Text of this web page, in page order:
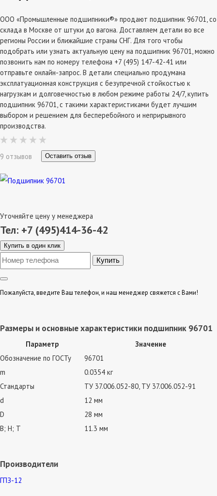
ООО «Промышленные подшипники®» продают подшипник 96701, со
склада в Москве от штуки до вагона. Доставляем детали во все
регионы России и ближайшие страны СНГ. Для того чтобы
подобрать или узнать актуальную цену на подшипник 96701, можно
позвонить нам по номеру телефона +7 (495) 147-42-41 или
отправьте онлайн-запрос. В детали специально продумана
эксплатуационная конструкция с безупречной стойкостью к
нагрузкам и долговечностью в любом режиме работы 24/7, купить
подшипник 96701, с такими характеристиками будет лучшим
выбором и решением для бесперебойного и неприрывного
производства.
9 отзывов Оставить отзыв
Уточняйте цену у менеджера
Тел: +7 (495)414-36-42
Купить в один клик
Пожалуйста, введите Ваш телефон, и наш менеджер свяжется с Вами!
Размеры и основные характеристики подшипник 96701
Параметр
Значение
Обозначение по ГОСТу
96701
m
0.0354 кг
Стандарты
ТУ 37.006.052-80, ТУ 37.006.052-91
d
12 мм
D
28 мм
В; Н; Т
11.3 мм
Производители
ГПЗ-12